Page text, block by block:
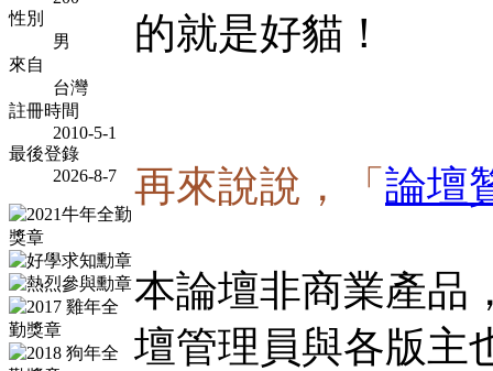
性別
男
來自
台灣
註冊時間
2010-5-1
最後登錄
2026-8-7
的就是好貓！
再來說說，「 論壇
本論壇非商業產品
壇管理員與各版主